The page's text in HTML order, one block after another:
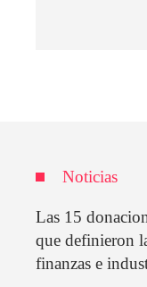
Noticias
Las 15
que definieron
finanzas e